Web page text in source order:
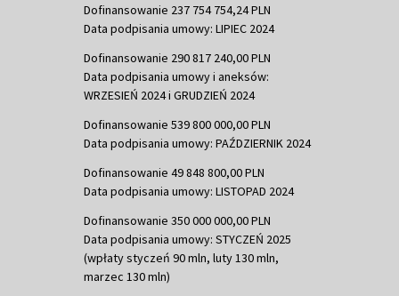
Dofinansowanie 237 754 754,24 PLN
Data podpisania umowy: LIPIEC 2024
Dofinansowanie 290 817 240,00 PLN
Data podpisania umowy i aneksów:
WRZESIEŃ 2024 i GRUDZIEŃ 2024
Dofinansowanie 539 800 000,00 PLN
Data podpisania umowy: PAŹDZIERNIK 2024
Dofinansowanie 49 848 800,00 PLN
Data podpisania umowy: LISTOPAD 2024
Dofinansowanie 350 000 000,00 PLN
Data podpisania umowy: STYCZEŃ 2025
(wpłaty styczeń 90 mln, luty 130 mln,
marzec 130 mln)